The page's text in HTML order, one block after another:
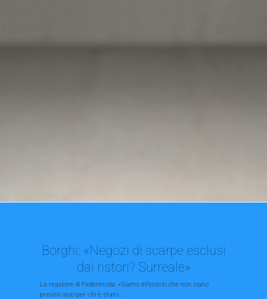
Borghi: «Negozi di scarpe esclusi
dai ristori? Surreale»
La reazione di Federmoda: «Siamo inferociti che non siano
previsti aiuti per chi è stato...